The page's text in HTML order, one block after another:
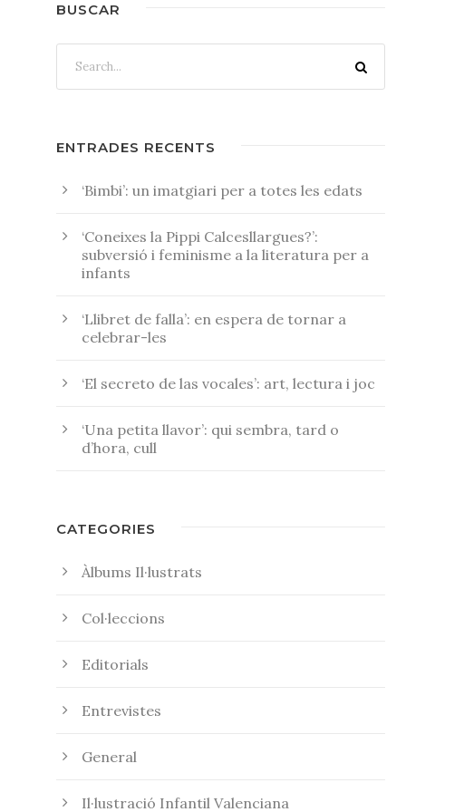
BUSCAR
ENTRADES RECENTS
‘Bimbi’: un imatgiari per a totes les edats
‘Coneixes la Pippi Calcesllargues?’:
subversió i feminisme a la literatura per a
infants
‘Llibret de falla’: en espera de tornar a
celebrar-les
‘El secreto de las vocales’: art, lectura i joc
‘Una petita llavor’: qui sembra, tard o
d’hora, cull
CATEGORIES
Àlbums Il·lustrats
Col·leccions
Editorials
Entrevistes
General
Il·lustració Infantil Valenciana